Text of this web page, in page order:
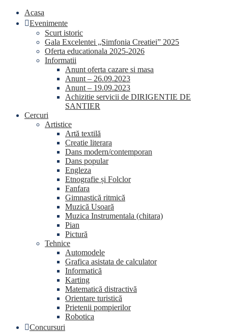
conținut
Skip
Acasa
Evenimente
Scurt istoric
Gala Excelentei „Simfonia Creatiei” 2025
Oferta educationala 2025-2026
Informatii
Anunt oferta cazare si masa
Anunt – 26.09.2023
Anunt – 19.09.2023
Achizitie servicii de DIRIGENTIE DE
SANTIER
Cercuri
Artistice
Artă textilă
Creatie literara
Dans modern/contemporan
Dans popular
Engleza
Etnografie și Folclor
Fanfara
Gimnastică ritmică
Muzică Usoară
Muzica Instrumentala (chitara)
Pian
Pictură
Tehnice
Automodele
Grafica asistata de calculator
Informatică
Karting
Matematică distractivă
Orientare turistică
Prietenii pompierilor
Robotica
Concursuri